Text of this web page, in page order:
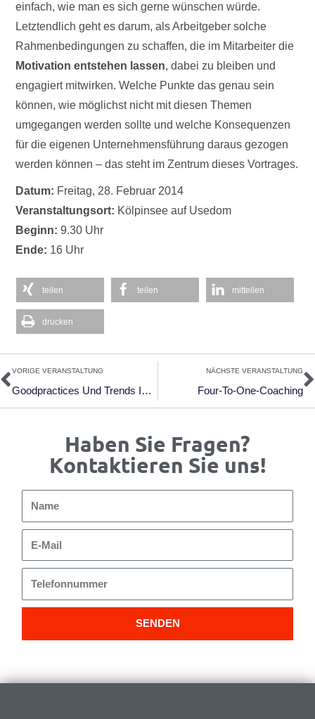
einfach, wie man es sich gerne wünschen würde.
Letztendlich geht es darum, als Arbeitgeber solche
Rahmenbedingungen zu schaffen, die im Mitarbeiter die
Motivation entstehen lassen, dabei zu bleiben und
engagiert mitwirken. Welche Punkte das genau sein
können, wie möglichst nicht mit diesen Themen
umgegangen werden sollte und welche Konsequenzen
für die eigenen Unternehmensführung daraus gezogen
werden können – das steht im Zentrum dieses Vortrages.
Datum: Freitag, 28. Februar 2014
Veranstaltungsort: Kölpinsee auf Usedom
Beginn: 9.30 Uhr
Ende: 16 Uhr
teilen teilen mitteilen
drucken
Zurück
VORIGE VERANSTALTUNG
Goodpractices Und Trends In Der Unternehmensberatung
NÄCHSTE VERANSTALTUNG
Four-To-One-Coaching
Haben Sie Fragen?
Kontaktieren Sie uns!
Mail
SENDEN